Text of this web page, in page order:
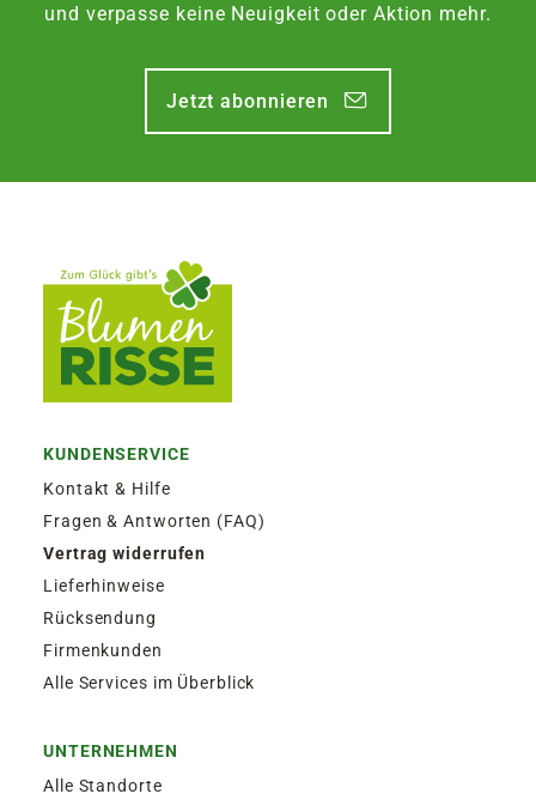
und verpasse keine Neuigkeit oder Aktion mehr.
Jetzt abonnieren
KUNDENSERVICE
Kontakt & Hilfe
Fragen & Antworten (FAQ)
Vertrag widerrufen
Lieferhinweise
Rücksendung
Firmenkunden
Alle Services im Überblick
UNTERNEHMEN
Alle Standorte